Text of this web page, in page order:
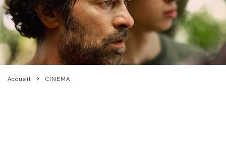
Accueil CINEMA